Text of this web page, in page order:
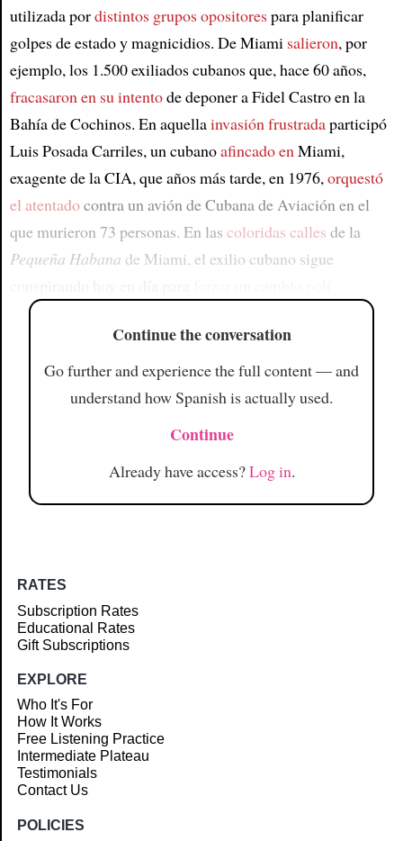
utilizada pordistintos grupos opositorespara planificar
golpes de estado y magnicidios. De Miami salieron, por
ejemplo, los 1.500 exiliados cubanos que, hace 60 años,
fracasaron en su intentode deponer a Fidel Castro en la
Bahía de Cochinos. En aquellainvasión frustradaparticipó
Luis Posada Carriles, un cubanoafincado enMiami,
exagente de la CIA, que años más tarde, en 1976,orquestó
el atentadocontra un avión de Cubana de Aviación en el
que murieron 73 personas. En las coloridas calles de la
Pequeña Habana de Miami, el exilio cubano sigue
Continue the conversation
Go further and experience the full content — and
understand how Spanish is actually used.
Continue
Already have access?Log in.
RATES
Subscription Rates
Educational Rates
Gift Subscriptions
EXPLORE
Who It's For
How It Works
Free Listening Practice
Intermediate Plateau
Testimonials
Contact Us
POLICIES